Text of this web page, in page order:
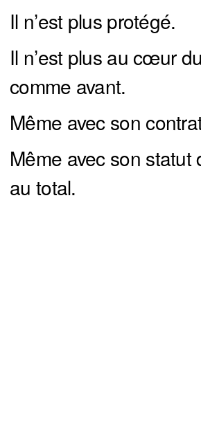
Il n’est plus protégé.
Il n’est plus au cœur
comme avant.
Même avec son
Même avec son statut
au total.